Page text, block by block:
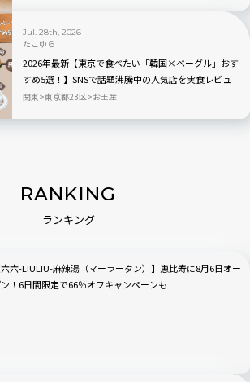
Jul. 28th, 2026
たこゆら
2026年最新【東京で食べたい「韓国×ベーグル」おす
すめ5選！】SNSで話題沸騰中の人気店を実食レビュ
ー
関東 東京都23区 お土産
RANKING
ランキング
六六-LIULIU-麻辣湯（マーラータン）】恵比寿に8月6日オー
！6日間限定で66％オフキャンペーンも